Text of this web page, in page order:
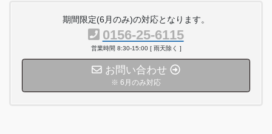
期間限定(6月のみ)の対応となります。
0156-25-6115
営業時間 8:30-15:00 [ 雨天除く ]
お問い合わせ
※ 6月のみ対応